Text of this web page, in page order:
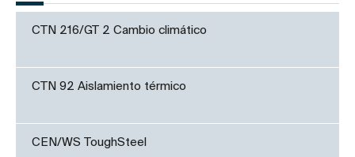
CTN 216/GT 2 Cambio climático
CTN 92 Aislamiento térmico
CEN/WS ToughSteel